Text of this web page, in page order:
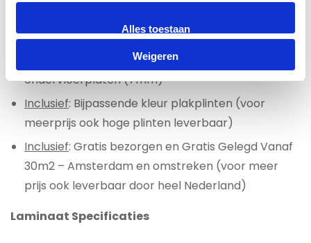
Alles toestaan
Weigeren
Laminaat All-in prijs per m2 €34,95
Ondervloer Alufoam (3mm) of
ondervloerplaten (7mm)
Inclusief: Bijpassende kleur plakplinten (voor
meerprijs ook hoge plinten leverbaar)
Inclusief: Gratis bezorgen en Gratis Gelegd Vanaf
30m2 – Amsterdam en omstreken (voor meer
prijs ook leverbaar door heel Nederland)
Laminaat Specificaties